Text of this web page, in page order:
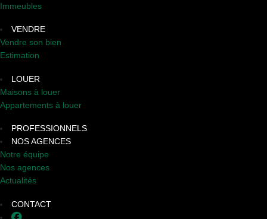
Immeubles
VENDRE
Vendre son bien
Estimation
LOUER
Maisons à louer
Appartements à louer
PROFESSIONNELS
NOS AGENCES
Notre équipe
Nos agences
Actualités
CONTACT